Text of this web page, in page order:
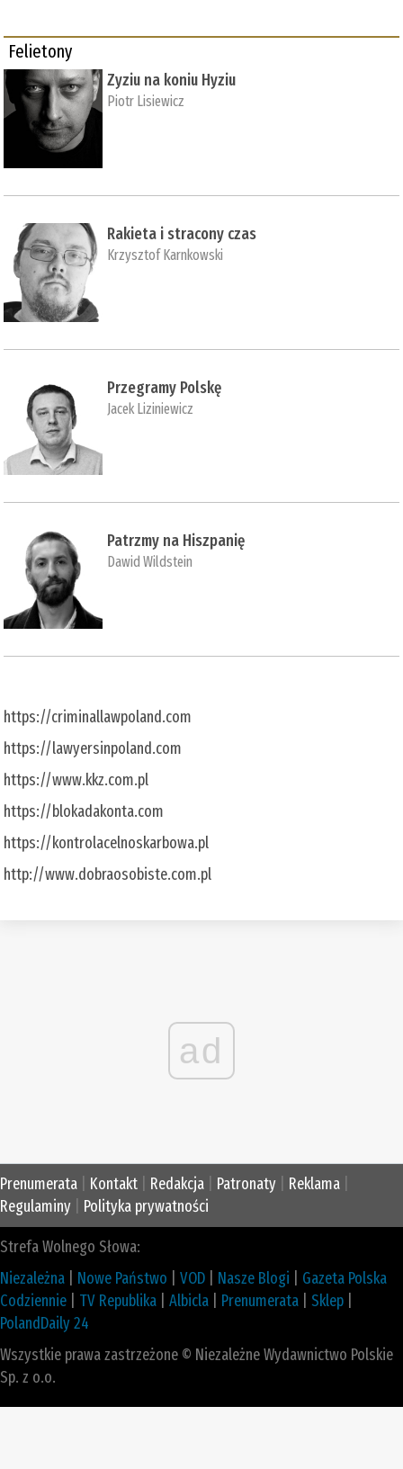
Felietony
Zyziu na koniu Hyziu
Piotr Lisiewicz
Rakieta i stracony czas
Krzysztof Karnkowski
Przegramy Polskę
Jacek Liziniewicz
Patrzmy na Hiszpanię
Dawid Wildstein
https://criminallawpoland.com
https://lawyersinpoland.com
https://www.kkz.com.pl
https://blokadakonta.com
https://kontrolacelnoskarbowa.pl
http://www.dobraosobiste.com.pl
ad
Prenumerata Kontakt Redakcja Patronaty Reklama
Regulaminy
Polityka prywatności
Strefa Wolnego Słowa:
Niezależna
Nowe Państwo VOD Nasze Blogi
Gazeta Polska
Codziennie
TV Republika Albicla Prenumerata Sklep
PolandDaily 24
Wszystkie prawa zastrzeżone © Niezależne Wydawnictwo Polskie
Sp. z o.o.